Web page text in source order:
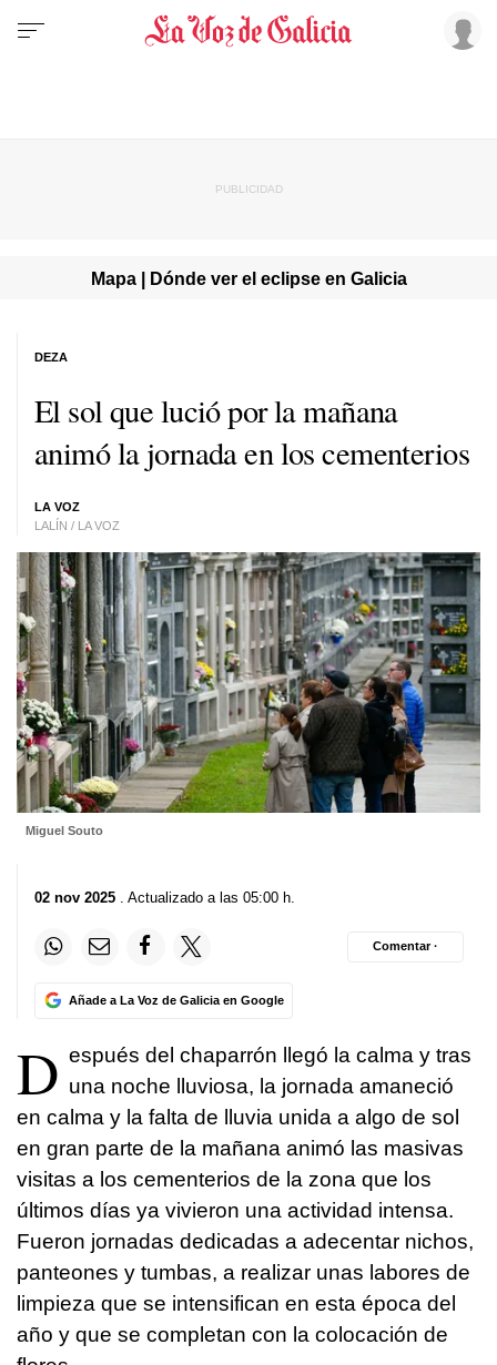
Mapa | Dónde ver el eclipse en Galicia
El sol que lució por la mañana
animó la jornada en los cementerios
LA VOZ
LALÍN / LA VOZ
DEZA
Miguel Souto
02 nov 2025 . Actualizado a las 05:00 h.
Añade a La Voz de Galicia en Google
Comentar ·
D espués del chaparrón llegó la calma y tras
una noche lluviosa, la jornada amaneció
en calma y la falta de lluvia unida a algo de sol
en gran parte de la mañana animó las masivas
visitas a los cementerios de la zona que los
últimos días ya vivieron una actividad intensa.
Fueron jornadas dedicadas a adecentar nichos,
panteones y tumbas, a realizar unas labores de
limpieza que se intensifican en esta época del
año y que se completan con la colocación de